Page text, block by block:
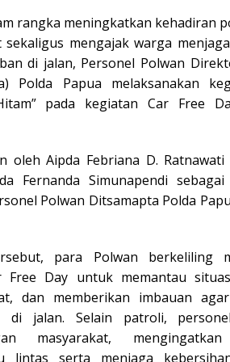
rangka meningkatkan kehadiran
sekaligus mengajak warga
di jalan, Personel Polwan
Polda Papua melaksanakan
pada kegiatan Car Free
oleh Aipda Febriana D. Ratnawati
Fernanda Simunapendi
Polwan Ditsamapta Polda
para Polwan berkeliling
Day untuk memantau
dan memberikan imbauan
di jalan. Selain patroli,
masyarakat,
lintas serta menjaga